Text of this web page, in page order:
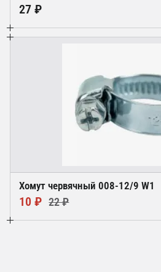
27 ₽
Хомут червячный 008-12/9 W1
10 ₽ 22 ₽